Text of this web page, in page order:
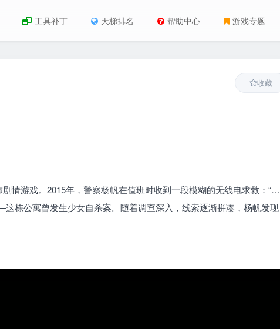
工具补丁 天梯排名 帮助中心 游戏专题
收藏
情游戏。2015年，警察杨帆在值班时收到一段模糊的无线电求救：“…
栋公寓曾发生少女自杀案。随着调查深入，线索逐渐拼凑，杨帆发现